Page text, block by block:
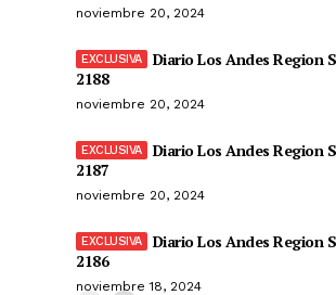
noviembre 20, 2024
Diario Los Andes Region
2188
noviembre 20, 2024
Diario Los Andes Region
2187
noviembre 20, 2024
Diario Los Andes Region
2186
noviembre 18, 2024